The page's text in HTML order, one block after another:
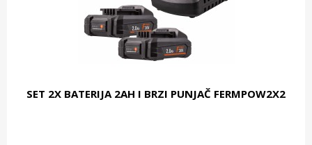
SET 2X BATERIJA 2AH I BRZI PUNJAČ FERMPOW2X2